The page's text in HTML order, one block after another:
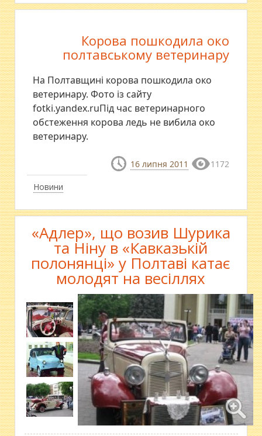
Новини
Корова пошкодила око
полтавському ветеринару
На Полтавщині корова пошкодила око
ветеринару. Фото із сайту
fotki.yandex.ruПід час ветеринарного
обстеження корова ледь не вибила око
ветеринару.
16 липня 2011 1172
«Адлер», що возив Шурика
та Ніну в «Кавказькій
полонянці» у Полтаві катає
молодят на весіллях